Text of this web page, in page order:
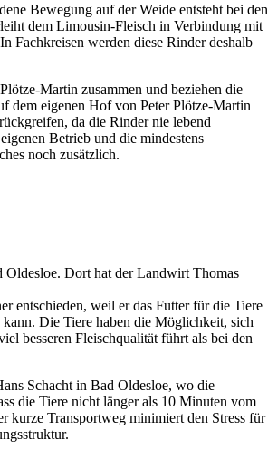
Bewegung auf der Weide entsteht bei den
dem Limousin-Fleisch in Verbindung mit
Fachkreisen werden diese Rinder deshalb
Martin zusammen und beziehen die
dem eigenen Hof von Peter Plötze-Martin
da die Rinder nie lebend
Betrieb und die mindestens
noch zusätzlich.
Oldesloe. Dort hat der Landwirt Thomas
entschieden, weil er das Futter für die Tiere
Die Tiere haben die Möglichkeit, sich
besseren Fleischqualität führt als bei den
Schacht in Bad Oldesloe, wo die
die Tiere nicht länger als 10 Minuten vom
kurze Transportweg minimiert den Stress für